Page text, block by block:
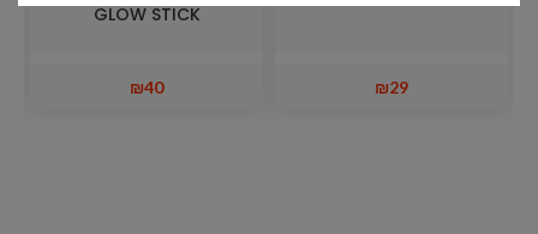
₪29
GLOW STICK
₪40